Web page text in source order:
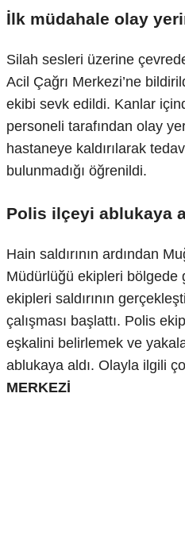
İlk müdahale olay
Silah sesleri üzerine
Acil Çağrı Merkezi’ne
ekibi sevk edildi. Kanlar
personeli tarafından olay
hastaneye kaldırılarak
bulunmadığı öğrenildi.
Polis ilçeyi ablukaya
Hain saldırının ardından
Müdürlüğü ekipleri bölgede
ekipleri saldırının
çalışması başlattı. Polis
eşkalini belirlemek ve
ablukaya aldı. Olayla ilgili
MERKEZİ